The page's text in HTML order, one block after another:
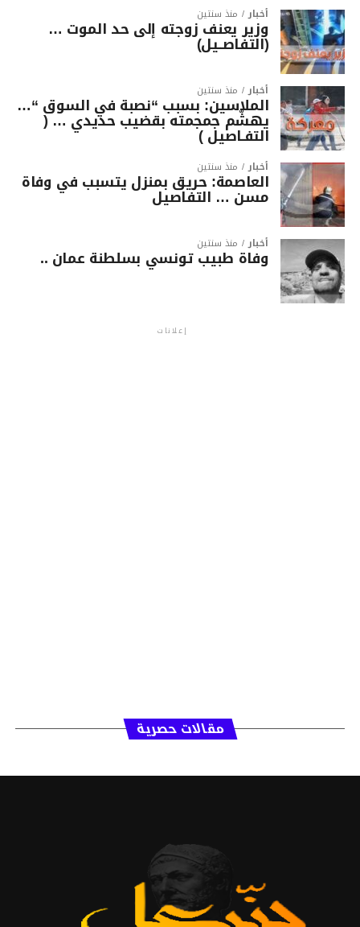
أخبار منذ سنتين
وزير يعنف زوجته إلى حد الموت …
(التفاصــيل)
أخبار منذ سنتين
الملاسين: بسبب “نصبة في السوق “…
يهشّم جمجمته بقضيب حديدي … (
التفـاصيل )
أخبار منذ سنتين
العاصمة: حريق بمنزل يتسبب في وفاة
مسن … التفاصيل
أخبار منذ سنتين
وفاة طبيب تونسي بسلطنة عمان ..
إعلانات
مقالات حصرية